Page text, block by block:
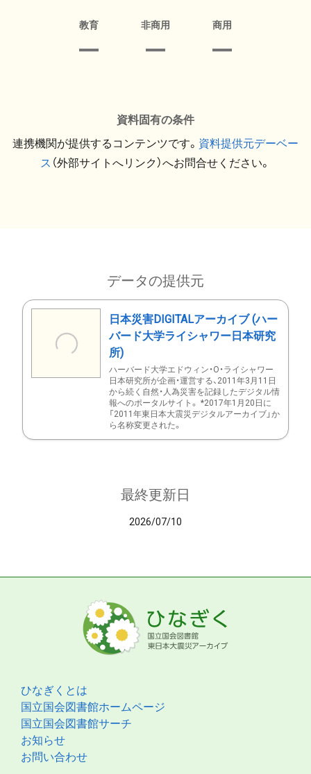
教育 非商用 商用
資料固有の条件
連携機関が提供するコンテンツです。 資料提供元デーベー
ス （外部サイトへリンク）へお問合せください。
データの提供元
日本災害DIGITALアーカイブ (ハー
バード大学ライシャワー日本研究
所)
ハーバード大学エドウィン・O・ライシャワー
日本研究所が企画・運営する、2011年3月11日
から続く自然・人為災害を記録したデジタル情
報へのポータルサイト。 *2017年1月20日に
「2011年東日本大震災デジタルアーカイブ」か
ら名称変更された。
最終更新日
2026/07/10
ひなぎくとは
国立国会図書館ホームページ
国立国会図書館サーチ
お知らせ
お問い合わせ